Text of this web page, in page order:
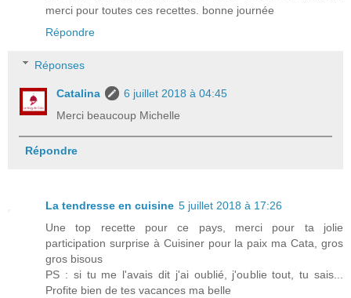
merci pour toutes ces recettes. bonne journée
Répondre
Réponses
Catalina
6 juillet 2018 à 04:45
Merci beaucoup Michelle
Répondre
La tendresse en cuisine 5 juillet 2018 à 17:26
Une top recette pour ce pays, merci pour ta jolie
participation surprise à Cuisiner pour la paix ma Cata, gros
gros bisous
PS : si tu me l'avais dit j'ai oublié, j'oublie tout, tu sais...
Profite bien de tes vacances ma belle